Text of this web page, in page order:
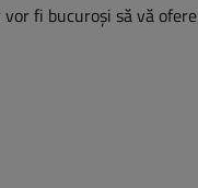
fi bucuroși să vă ofere